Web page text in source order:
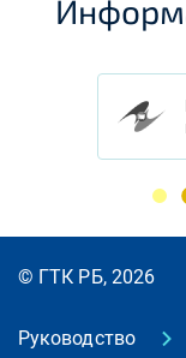
© ГТК РБ, 2026
Руководство